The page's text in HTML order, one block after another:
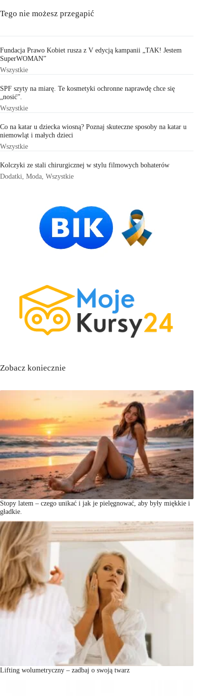
Tego nie możesz przegapić
Fundacja Prawo Kobiet rusza z V edycją kampanii „TAK! Jestem
SuperWOMAN”
Wszystkie
SPF szyty na miarę. Te kosmetyki ochronne naprawdę chce się
„nosić”.
Wszystkie
Co na katar u dziecka wiosną? Poznaj skuteczne sposoby na katar u
niemowląt i małych dzieci
Wszystkie
Kolczyki ze stali chirurgicznej w stylu filmowych bohaterów
Dodatki Moda Wszystkie
Zobacz koniecznie
Stopy latem – czego unikać i jak je pielęgnować, aby były miękkie i
gładkie.
Lifting wolumetryczny – zadbaj o swoją twarz